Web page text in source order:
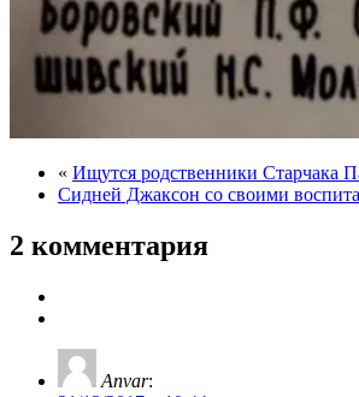
« Ищутся родственники Старчака
Сидней Джаксон со своими
2 комментария
Anvar: